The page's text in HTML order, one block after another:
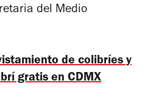
del Medio
de colibríes y
gratis en CDMX